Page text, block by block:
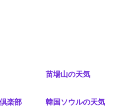
苗場山の天気
楽部 韓国ソウルの天気